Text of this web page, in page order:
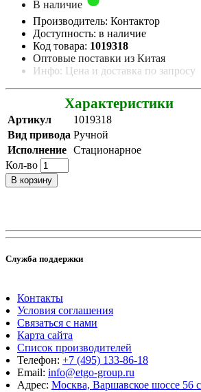
В наличие
Производитель: Контактор
Доступность: в наличие
Код товара: 1019318
Оптовые поставки из Китая
Инфо: Цена и доставка по запросу
Характеристики
Артикул
1019318
Вид привода Ручной
Исполнение Стационарное
Кол-во
В корзину
Служба поддержки
Контакты
Условия соглашения
Связаться с нами
Карта сайта
Список производителей
Телефон: +7 (495) 133-86-18
Email: info@etgo-group.ru
Адрес: Москва, Варшавское шоссе 56